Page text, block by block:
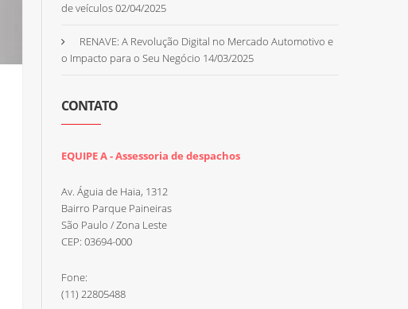
de veículos02/04/2025
RENAVE: A Revolução Digital no Mercado Automotivo e
o Impacto para o Seu Negócio 14/03/2025
CONTATO
EQUIPE A - Assessoria de despachos
Av. Águia de Haia, 1312
Bairro Parque Paineiras
São Paulo / Zona Leste
CEP: 03694-000
Fone:
(11) 22805488